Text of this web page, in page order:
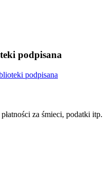
podpisana
podpisana
za śmieci, podatki itp.